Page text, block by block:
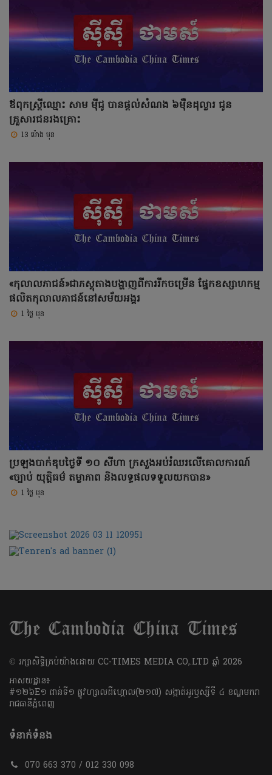
ឪពុកស្រ្តីឈ្មោះ សាម ម៉ីជូ បានផ្តល់សំណង ៦ម៉ឺនដុល្លារ ជូន
គ្រួសារជនរងគ្រោះ
13 ម៉ោង មុន
«កុលាលភាជន៍»ជាភស្តុតាងបង្ហាញពីការរីកចម្រើន ផ្នែកឧស្សាហកម្ម
ផលិតកុលាលភាជន៍នៅសម័យអង្គរ
1 ថ្ងៃ មុន
ប្រឡងបាក់ឌុបថ្ងៃទី ១០ សីហា ក្រសួងអប់រំឈរលើគោលការណ៍
«ច្បាប់ យុត្តិធម៌ តម្លាភាព និងលទ្ធផលទទួលយកបាន»
1 ថ្ងៃ មុន
​© រក្សា​សិទ្ធិ​គ្រប់​យ៉ាង​ដោយ​ CC-TIMES MEDIA CO,.LTD ឆ្នាំ​ 2026
អាសយដ្ឋាន៖
#១២៦E១ ជាន់ទី១ ផ្លូវហ្សាលដឺហ្គោល(២១៧) សង្កាត់អូរឫស្សីទី ៤ ខណ្ឌមករា
រាជធានីភ្នំពេញ
ទំនាក់ទំនង
070 663 370 / 012 330 098